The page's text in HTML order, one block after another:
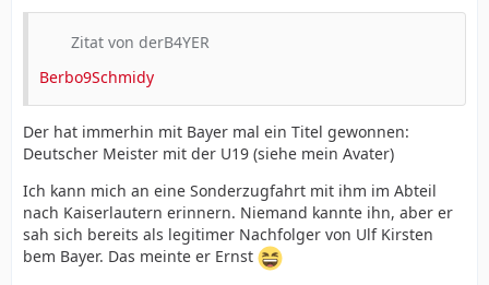
Zitat von derB4YER
Berbo9Schmidy
Der hat immerhin mit Bayer mal ein Titel gewonnen:
Deutscher Meister mit der U19 (siehe mein Avater)
Ich kann mich an eine Sonderzugfahrt mit ihm im Abteil
nach Kaiserlautern erinnern. Niemand kannte ihn, aber er
sah sich bereits als legitimer Nachfolger von Ulf Kirsten
bem Bayer. Das meinte er Ernst